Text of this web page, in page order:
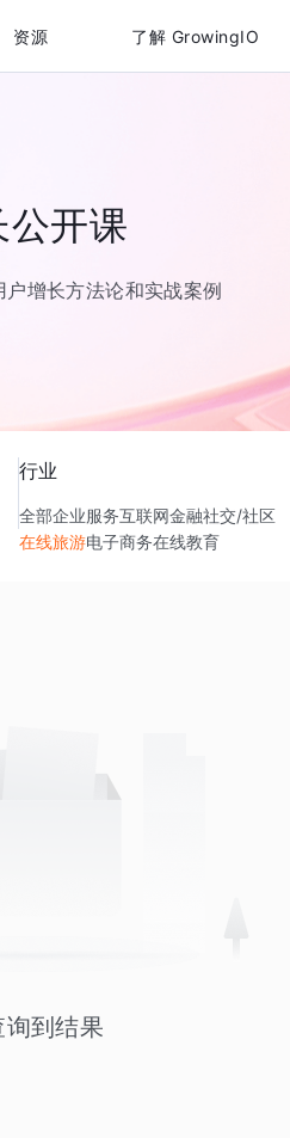
资源 了解 GrowingIO
公开课
增长方法论和实战案例
行业
全部企业服务互联网金融社交/社区
在线旅游电子商务在线教育
询到结果